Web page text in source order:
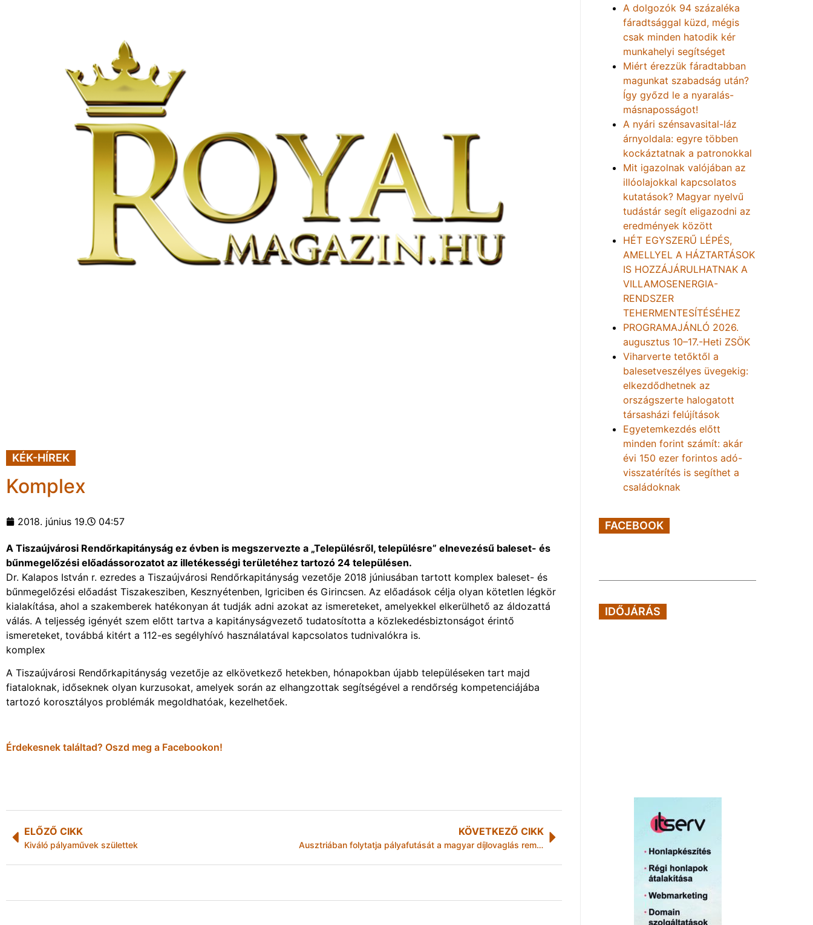
KÉK-HÍREK
Komplex
2018. június 19. 04:57
A Tiszaújvárosi Rendőrkapitányság ez évben is megszervezte a „Településről, településre” elnevezésű baleset- és
bűnmegelőzési előadássorozatot az illetékességi területéhez tartozó 24 településen.
Dr. Kalapos István r. ezredes a Tiszaújvárosi Rendőrkapitányság vezetője 2018 júniusában tartott komplex baleset- és
bűnmegelőzési előadást Tiszakesziben, Kesznyétenben, Igriciben és Girincsen. Az előadások célja olyan kötetlen légkör
kialakítása, ahol a szakemberek hatékonyan át tudják adni azokat az ismereteket, amelyekkel elkerülhető az áldozattá
válás. A teljesség igényét szem előtt tartva a kapitányságvezető tudatosította a közlekedésbiztonságot érintő
ismereteket, továbbá kitért a 112-es segélyhívó használatával kapcsolatos tudnivalókra is.
komplex
A Tiszaújvárosi Rendőrkapitányság vezetője az elkövetkező hetekben, hónapokban újabb településeken tart majd
fiataloknak, időseknek olyan kurzusokat, amelyek során az elhangzottak segítségével a rendőrség kompetenciájába
tartozó korosztályos problémák megoldhatóak, kezelhetőek.
Érdekesnek találtad? Oszd meg a Facebookon!
ELŐZŐ CIKK
Kiváló pályaművek születtek
KÖVETKEZŐ CIKK
Ausztriában folytatja pályafutását a magyar díjlovaglás reménysége
A dolgozók 94 százaléka
fáradtsággal küzd, mégis
csak minden hatodik kér
munkahelyi segítséget
Miért érezzük fáradtabban
magunkat szabadság után?
Így győzd le a nyaralás-
másnaposságot!
A nyári szénsavasital-láz
árnyoldala: egyre többen
kockáztatnak a patronokkal
Mit igazolnak valójában az
illóolajokkal kapcsolatos
kutatások? Magyar nyelvű
tudástár segít eligazodni az
eredmények között
HÉT EGYSZERŰ LÉPÉS,
AMELLYEL A HÁZTARTÁSOK
IS HOZZÁJÁRULHATNAK A
VILLAMOSENERGIA-
RENDSZER
TEHERMENTESÍTÉSÉHEZ
PROGRAMAJÁNLÓ 2026.
augusztus 10–17.-Heti ZSÖK
Viharverte tetőktől a
balesetveszélyes üvegekig:
elkezdődhetnek az
országszerte halogatott
társasházi felújítások
Egyetemkezdés előtt
minden forint számít: akár
évi 150 ezer forintos adó-
visszatérítés is segíthet a
családoknak
FACEBOOK
IDŐJÁRÁS